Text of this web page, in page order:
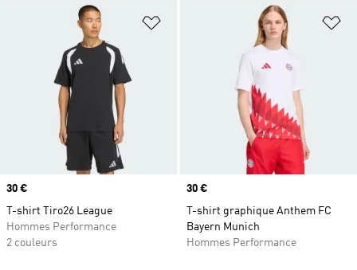
Ajouter à la Liste de produits
Prix
30 €
T-shirt Tiro26 League
Hommes Performance
2 couleurs
Prix
30 €
T-shirt graphique Anthem FC
Bayern Munich
Hommes Performance